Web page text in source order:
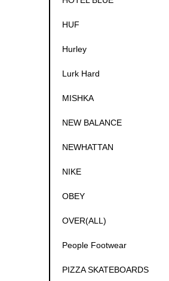
HUF
Hurley
Lurk Hard
MISHKA
NEW BALANCE
NEWHATTAN
NIKE
OBEY
OVER(ALL)
People Footwear
PIZZA SKATEBOARDS